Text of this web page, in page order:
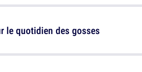
le quotidien des gosses